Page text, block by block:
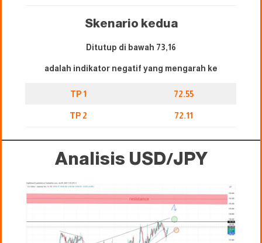
Skenario kedua
Ditutup di bawah 73,16
adalah indikator negatif yang mengarah ke
TP 1 72.55
TP 2 72.11
Analisis USD/JPY